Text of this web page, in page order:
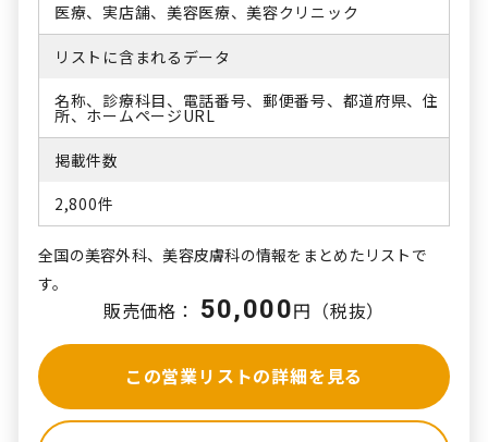
医療、実店舗、美容医療、美容クリニック
リストに含まれるデータ
名称、診療科目、電話番号、郵便番号、都道府県、住
所、ホームページURL
掲載件数
2,800件
全国の美容外科、美容皮膚科の情報をまとめたリストで
す。
販売価格： 50,000円（税抜）
この営業リストの詳細を見る